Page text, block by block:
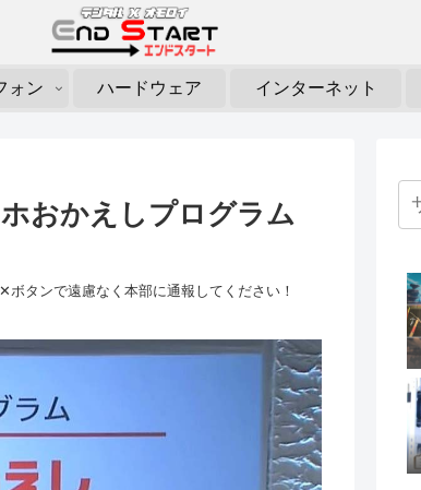
ォン ハードウェア インターネット
おかえしプログラム
タンで遠慮なく本部に通報してください！